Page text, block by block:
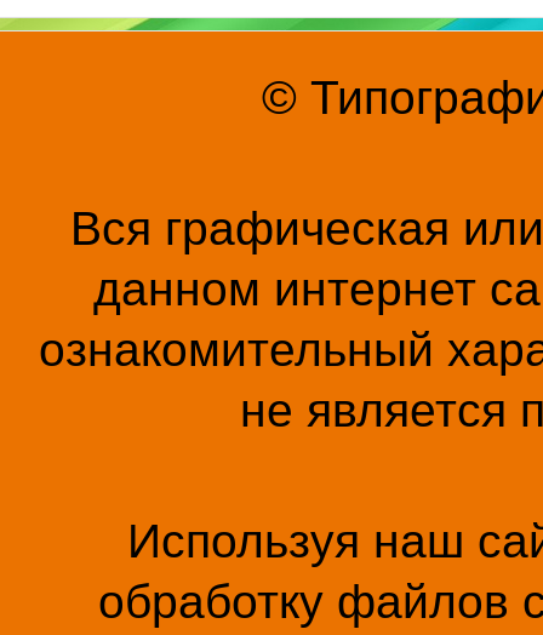
©
Вся графическая
данном интернет
ознакомительный
не является
Используя наш
обработку файлов